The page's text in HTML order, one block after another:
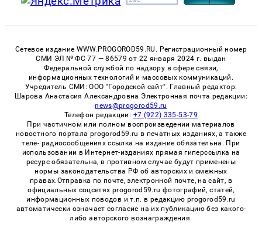
Сетевое издание WWW.PROGOROD59.RU. Регистрационный номер
СМИ ЭЛ № ФС 77 — 86579 от 22 января 2024 г. выдан
Федеральной службой по надзору в сфере связи,
информационных технологий и массовых коммуникаций.
Учредитель СМИ: ООО "Городской сайт". Главный редактор:
Шарова Анастасия Александровна Электронная почта редакции:
news@progorod59.ru
Телефон редакции: +7 (922) 335-53-79
При частичном или полном воспроизведении материалов
новостного портала progorod59.ru в печатных изданиях, а также
теле- радиосообщениях ссылка на издание обязательна. При
использовании в Интернет-изданиях прямая гиперссылка на
ресурс обязательна, в противном случае будут применены
нормы законодательства РФ об авторских и смежных
правах.Отправка по почте, электронной почте, на сайт, в
официальных соцсетях progorod59.ru фотографий, статей,
информационных поводов и т.п. в редакцию progorod59.ru
автоматически означает согласие на их публикацию без какого-
либо авторского вознаграждения.